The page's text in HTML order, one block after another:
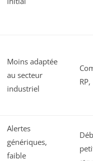
Moins adaptée
au secteur
industriel
Alertes
génériques,
faible